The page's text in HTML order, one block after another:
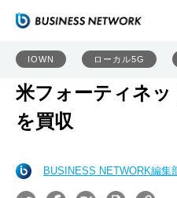
IOWN ローカル5G
米フォーティネ
を買収
BUSINESS NETWORK編集